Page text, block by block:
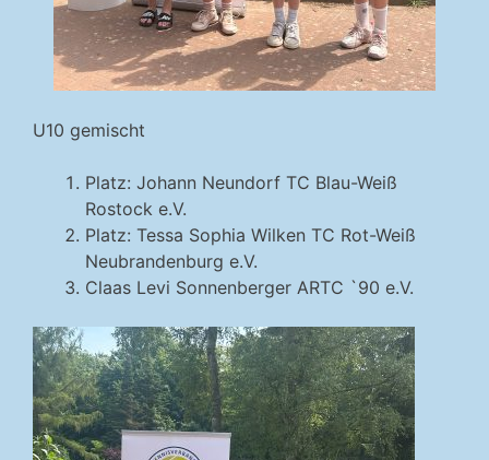
U10 gemischt
Platz: Johann Neundorf TC Blau-Weiß
Rostock e.V.
Platz: Tessa Sophia Wilken TC Rot-Weiß
Neubrandenburg e.V.
Claas Levi Sonnenberger ARTC `90 e.V.